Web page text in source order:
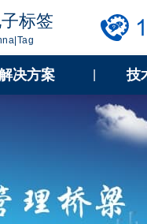
标签
决方案 技